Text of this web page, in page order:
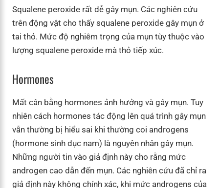
Squalene peroxide rất dễ gây mụn. Các nghiên cứu
trên động vật cho thấy squalene peroxide gây mụn ở
tai thỏ. Mức độ nghiêm trọng của mụn tùy thuộc vào
lượng squalene peroxide mà thỏ tiếp xúc.
Hormones
Mất cân bằng hormones ảnh hưởng và gây mụn. Tuy
nhiên cách hormones tác động lên quá trình gây mụn
vẫn thường bị hiểu sai khi thường coi androgens
(hormone sinh dục nam) là nguyên nhân gây mụn.
Những người tin vào giả định này cho rằng mức
androgen cao dẫn đến mụn. Các nghiên cứu đã chỉ ra
giả định này không chính xác, khi mức androgens của